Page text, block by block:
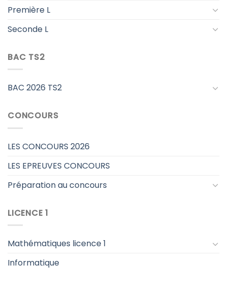
Première L
Seconde L
BAC TS2
BAC 2026 TS2
CONCOURS
LES CONCOURS 2026
LES EPREUVES CONCOURS
Préparation au concours
LICENCE 1
Mathématiques licence 1
Informatique